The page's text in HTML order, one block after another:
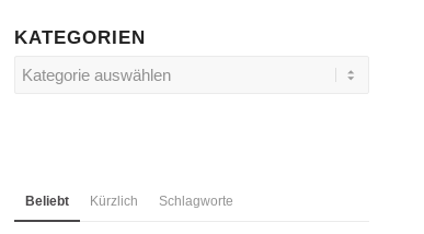
KATEGORIEN
Kategorien
Beliebt Kürzlich Schlagworte